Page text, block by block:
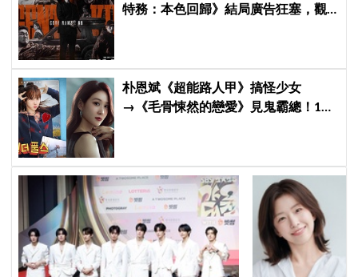
特務：本色回歸》結局廣告狂塞，觀
朴恩斌《超能路人甲》搞怪少女
→《毛骨悚然的戀愛》見鬼霸總！180